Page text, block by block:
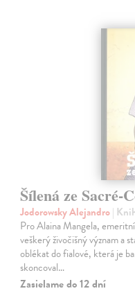
Šílená ze Sacré-
Jodorowsky Alejandro|
Pro Alaina Mangela,
veškerý živočišný význam a
oblékat do fialové, která je
skoncoval…
Zasielame do 12 dní